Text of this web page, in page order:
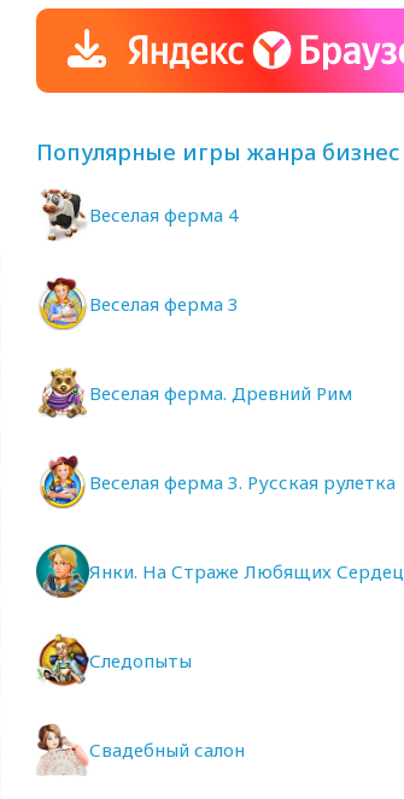
Популярные игры жанра бизнес
Веселая ферма 4
Веселая ферма 3
Веселая ферма. Древний Рим
Веселая ферма 3. Русская рулетка
Янки. На Страже Любящих Сердец
Следопыты
Свадебный салон